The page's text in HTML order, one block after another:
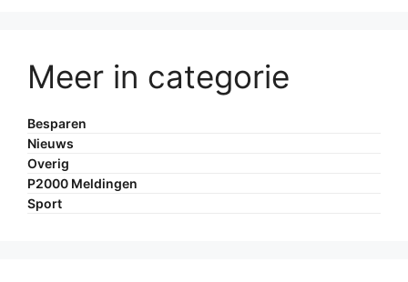
Meer in categorie
Besparen
Nieuws
Overig
P2000 Meldingen
Sport